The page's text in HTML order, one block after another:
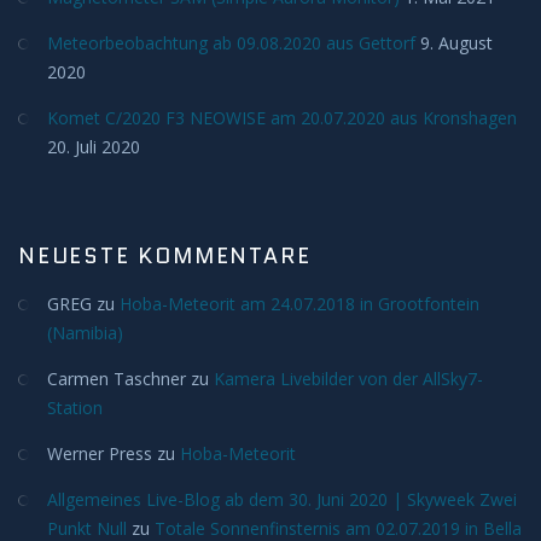
Meteore
Steineisenmeteorite
Konstellationen
Meteorbeobachtung ab 09.08.2020 aus Gettorf 9. August
2020
Komet C/2020 F3 NEOWISE am 20.07.2020 aus Kronshagen
20. Juli 2020
NEUESTE KOMMENTARE
GREG zu Hoba-Meteorit am 24.07.2018 in Grootfontein
(Namibia)
Carmen Taschner zu Kamera Livebilder von der AllSky7-
Station
Werner Press zu Hoba-Meteorit
Allgemeines Live-Blog ab dem 30. Juni 2020 | Skyweek Zwei
Punkt Null zu Totale Sonnenfinsternis am 02.07.2019 in Bella